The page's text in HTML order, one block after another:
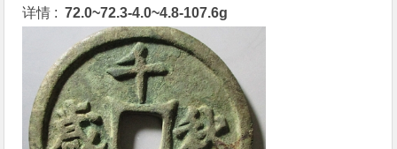
详情 :72.0~72.3-4.0~4.8-107.6g